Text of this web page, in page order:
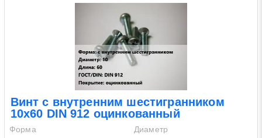
Винт с внутренним шестигранником
10х60 DIN 912 оцинкованный
Форма
Диаметр